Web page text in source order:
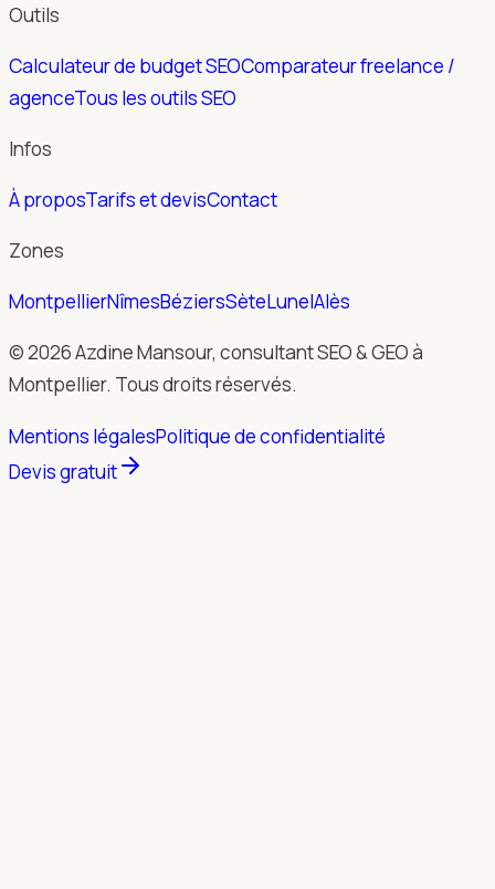
Outils
Calculateur de budget SEOComparateur freelance /
agenceTous les outils SEO
Infos
À proposTarifs et devisContact
Zones
MontpellierNîmesBéziersSèteLunelAlès
© 2026 Azdine Mansour, consultant SEO & GEO à
Montpellier. Tous droits réservés.
Mentions légalesPolitique de confidentialité
Devis gratuit